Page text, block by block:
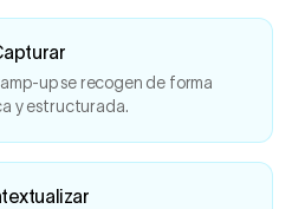
up se recogen de forma
y estructurada.